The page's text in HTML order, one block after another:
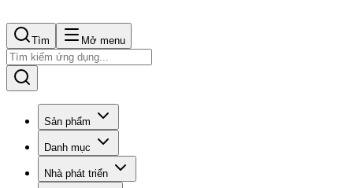
Tìm Mở menu
Sản phẩm
Danh mục
Nhà phát triển